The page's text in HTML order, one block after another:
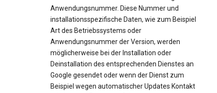
Anwendungsnummer. Diese Nummer und
installationsspezifische Daten, wie zum Beispiel
Art des Betriebssystems oder
Anwendungsnummer der Version, werden
möglicherweise bei der Installation oder
Deinstallation des entsprechenden Dienstes an
Google gesendet oder wenn der Dienst zum
Beispiel wegen automatischer Updates Kontakt